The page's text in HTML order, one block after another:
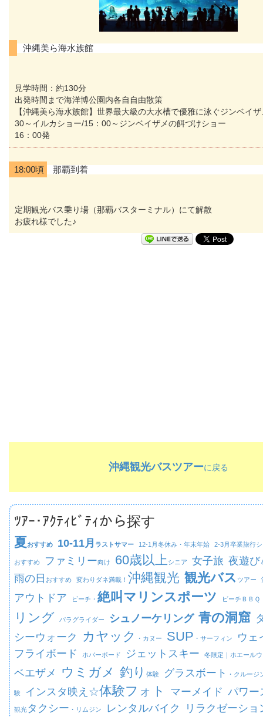
沖縄美ら海水族館
見学時間：約130分
出発時間まで海洋博公園内各自自由散策
【沖縄美ら海水族館】世界最大級の大水槽で優雅に泳ぐジンベイ
30～イルカショー/15：00～ジンベイザメの餌づけショー
16：00発
18:00頃 那覇到着
定期観光バス乗り場（那覇バスターミナル）にて解散
お疲れ様でした♪
沖縄観光バスツアーに戻る
ﾂｱｰ･ｱｸﾃｨﾋﾞﾃｨから探す
夏おすすめ 10-11月 ラストサマー 12-1月冬休み・年末年始 2-3月卒業旅行
おすすめ ファミリー向け 60歳以上 シニア 女子旅 夜遊び
雨の日 おすすめ 変わりダネ満載！ 沖縄観光 観光バス ツアー
アウトドア ビーチ・ 絶叫マリンスポーツ ビーチ ＢＢＱ
リング パラグライダー シュノーケリング 青の洞窟
シーウォーク
カヤック ・カヌー SUP ・サーフィン
ウェ
フライボード
ホバーボード ジェットスキー 冬限定｜ ホエール
ベエザメ ウミガメ 釣り 体験 グラスボート ・クルージ
験 インスタ映え☆体験フォト マーメイド パワー
観光タクシー ・リムジン レンタルバイク リラクゼーショ